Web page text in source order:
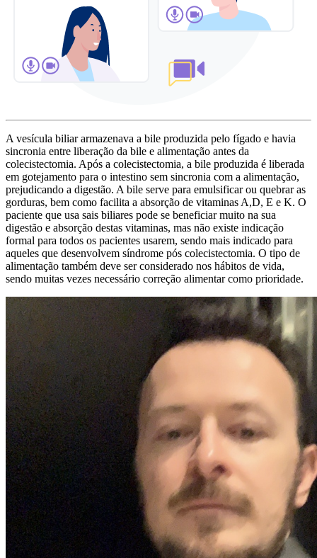
A vesícula biliar armazenava a bile produzida pelo fígado e havia
sincronia entre liberação da bile e alimentação antes da
colecistectomia. Após a colecistectomia, a bile produzida é liberada
em gotejamento para o intestino sem sincronia com a alimentação,
prejudicando a digestão. A bile serve para emulsificar ou quebrar as
gorduras, bem como facilita a absorção de vitaminas A,D, E e K. O
paciente que usa sais biliares pode se beneficiar muito na sua
digestão e absorção destas vitaminas, mas não existe indicação
formal para todos os pacientes usarem, sendo mais indicado para
aqueles que desenvolvem síndrome pós colecistectomia. O tipo de
alimentação também deve ser considerado nos hábitos de vida,
sendo muitas vezes necessário correção alimentar como prioridade.